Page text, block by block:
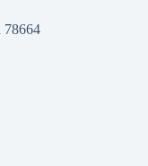
78664